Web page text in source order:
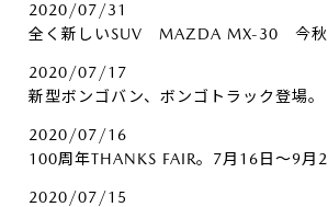
2020/07/31
全く新しいSUV MAZDA MX-30 今秋
2020/07/17
新型ボンゴバン、ボンゴトラック登場。
2020/07/16
100周年THANKS FAIR。7月16日～9月
2020/07/15